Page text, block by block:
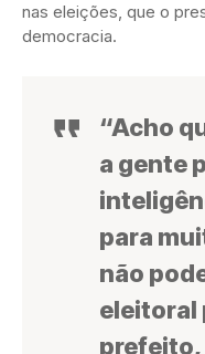
nas eleições, que o
democracia.
“Acho
a gente
para
não
eleitoral
prefeito,